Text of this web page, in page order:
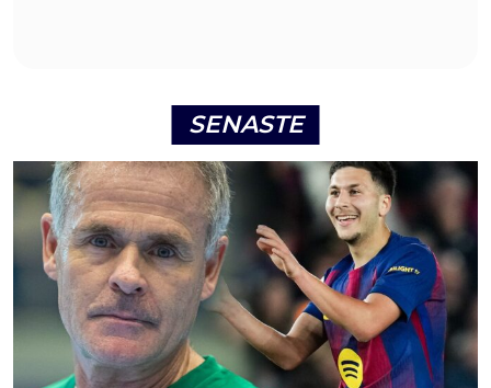
SENASTE